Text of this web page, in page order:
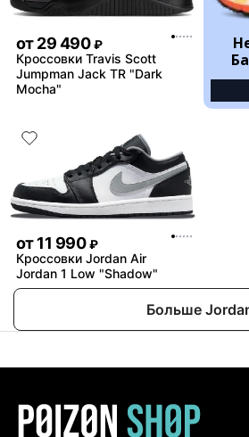
от29 490 ₽
Кроссовки Travis Scott
Jumpman Jack TR "Dark
Mocha"
от11 990 ₽
Кроссовки Jordan Air
Jordan 1 Low "Shadow"
Больше